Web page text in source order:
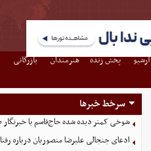
آرشیو پخش زنده هنرمندان
بازرگانی
سرخط خبرها
شوخی کمتر دیده شده حاج‌قاسم با خبرنگار
ادعای جنجالی علیرضا منصوریان درباره